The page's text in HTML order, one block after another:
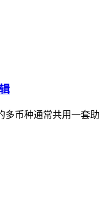
币种通常共用一